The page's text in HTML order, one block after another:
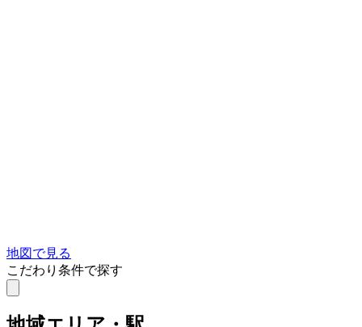
地図で見る
こだわり条件で探す